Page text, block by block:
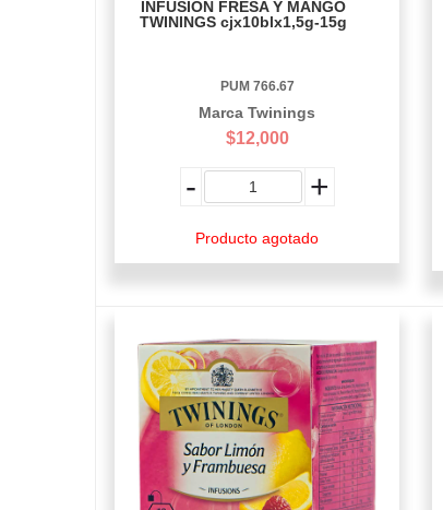
INFUSION FRESA Y MANGO
TWININGS cjx10blx1,5g-15g
PUM 766.67
Marca Twinings
$12,000
- +
Producto agotado